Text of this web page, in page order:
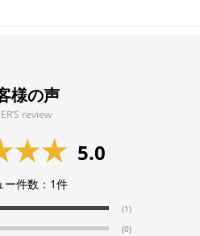
様の声
review
5.0
ー件数： 1件
(1)
(0)